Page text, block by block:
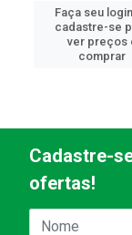
Faça seu
cadastre-se
ver preços
comprar
Cadastre-
ofertas!